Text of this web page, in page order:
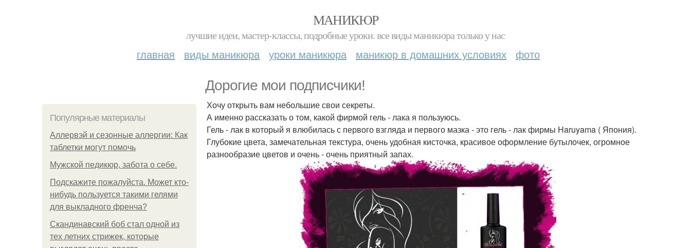
МАНИКЮР
лучшие идеи, мастер-классы, подробные уроки. все виды маникюра только у нас
главная виды маникюра уроки маникюра маникюр в домашних условиях фото
Дорогие мои подписчики!
Популярные материалы
Аллервэй и сезонные аллергии: Как
таблетки могут помочь
Мужской педикюр, забота о себе.
Подскажите пожалуйста. Может кто-
нибудь пользуется такими гелями
для выкладного френча?
Скандинавский боб стал одной из
тех летних стрижек, которые
Хочу открыть вам небольшие свои секреты.
А именно рассказать о том, какой фирмой гель - лака я пользуюсь.
Гель - лак в который я влюбилась с первого взгляда и первого мазка - это гель - лак фирмы Haruyama ( Япония).
Глубокие цвета, замечательная текстура, очень удобная кисточка, красивое оформление бутылочек, огромное
разнообразие цветов и очень - очень приятный запах.